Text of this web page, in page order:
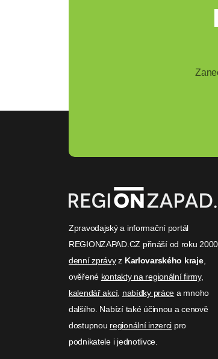
Zpravodajský a informační portál
REGIONZAPAD.CZ přináší od roku 2000
denní zprávyz Karlovarského kraje,
ověřené kontakty na regionální firmy,
kalendář akcí, nabídky práce a mnoho
dalšího. Nabízí také účinnou a cenově
dostupnou regionální inzerci pro
podnikatele i jednotlivce.